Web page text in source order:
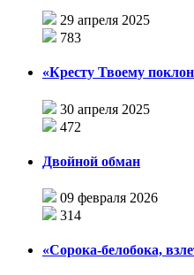
29 апреля 2025
783
«Кресту Твоему
30 апреля 2025
472
Двойной обман
09 февраля 2026
314
«Сорока-белобока,